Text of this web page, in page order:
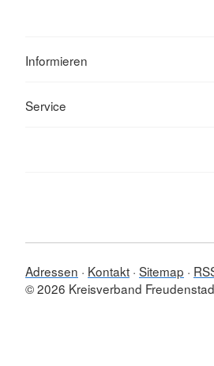
Informieren
Service
Adressen Kontakt Sitemap
© 2026 Kreisverband